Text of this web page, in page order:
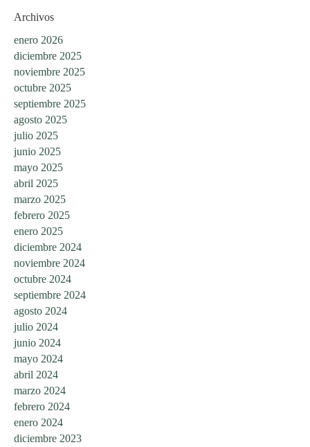
Archivos
enero 2026
diciembre 2025
noviembre 2025
octubre 2025
septiembre 2025
agosto 2025
julio 2025
junio 2025
mayo 2025
abril 2025
marzo 2025
febrero 2025
enero 2025
diciembre 2024
noviembre 2024
octubre 2024
septiembre 2024
agosto 2024
julio 2024
junio 2024
mayo 2024
abril 2024
marzo 2024
febrero 2024
enero 2024
diciembre 2023